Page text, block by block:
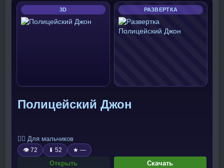
3D РАЗВЕРТКА
Полицейский Джон
🧍‍♂️ Для мальчиков
👁 72 ⬇ 52 ★ —
Открыть Скачать